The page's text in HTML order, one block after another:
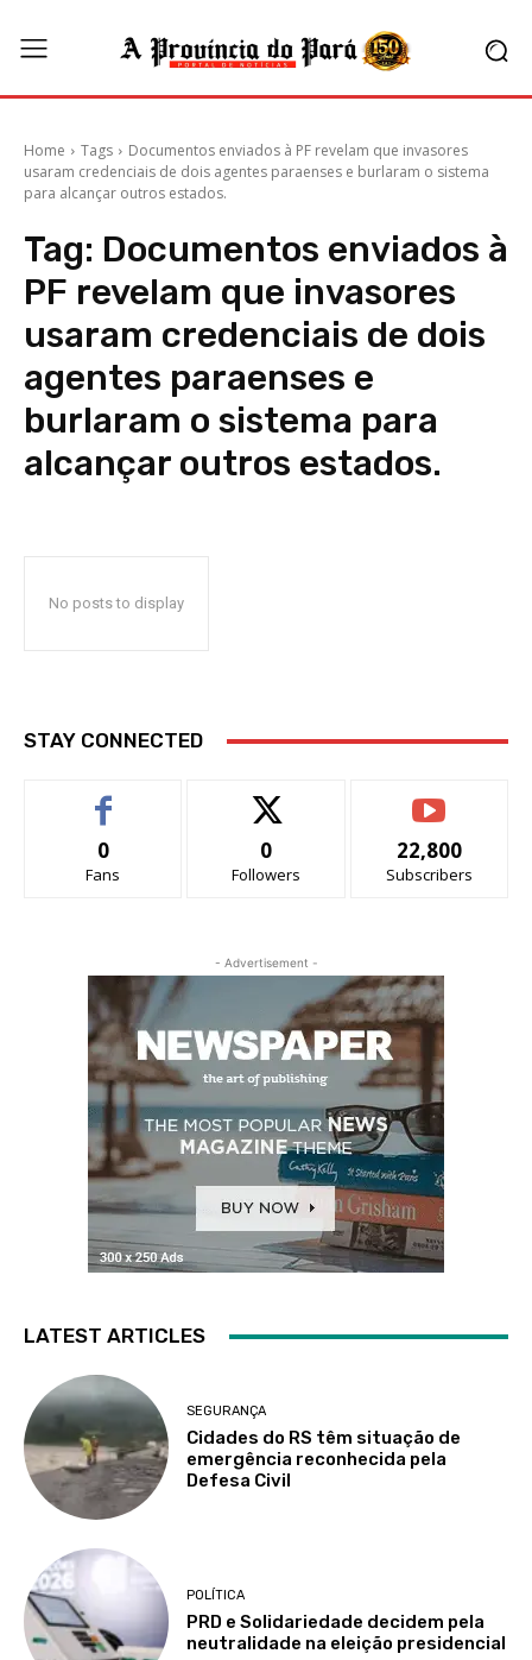
Home Tags
Documentos enviados à PF revelam que invasores
usaram credenciais de dois agentes paraenses e burlaram o sistema
para alcançar outros estados.
Tag: Documentos enviados à
PF revelam que invasores
usaram credenciais de dois
agentes paraenses e
burlaram o sistema para
alcançar outros estados.
No posts to display
STAY CONNECTED
0
Fans
0
Followers
22,800
Subscribers
- Advertisement -
LATEST ARTICLES
SEGURANÇA
Cidades do RS têm situação de
emergência reconhecida pela
Defesa Civil
POLÍTICA
PRD e Solidariedade decidem pela
neutralidade na eleição presidencial